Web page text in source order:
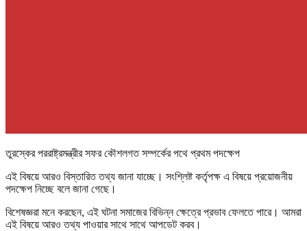
তুরস্কের পররাষ্ট্রমন্ত্রীর সফর কৌশলগত সম্পর্কের পথে প্রথম পদক্ষেপ
এই বিষয়ে আরও বিস্তারিত তথ্য জানা যাচ্ছে। সংশ্লিষ্ট কর্তৃপক্ষ এ বিষয়ে প্রয়োজনীয়
পদক্ষেপ নিচ্ছে বলে জানা গেছে।
বিশেষজ্ঞরা মনে করছেন, এই ঘটনা সমাজের বিভিন্ন ক্ষেত্রে প্রভাব ফেলতে পারে। আমরা
এই বিষয়ে আরও তথ্য পাওয়ার সাথে সাথে আপডেট করব।